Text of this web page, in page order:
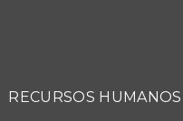
RECURSOS HUMANOS